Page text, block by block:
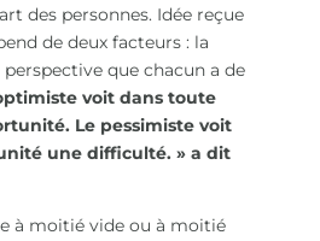
des personnes. Idée reçue
de deux facteurs : la
que chacun a de
voit dans toute
Le pessimiste voit
une difficulté. » a dit
à moitié vide ou à moitié